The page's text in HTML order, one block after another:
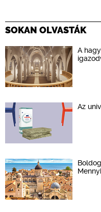
SOKAN OLVASTÁK
A
Az